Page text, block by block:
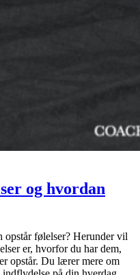
og hvordan
opstår følelser? Herunder vil
er, hvorfor du har dem,
opstår. Du lærer mere om